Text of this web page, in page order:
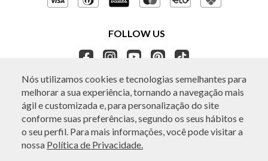
Nós utilizamos cookies e tecnologias semelhantes para
melhorar a sua experiência, tornando a navegação mais
ágil e customizada e, para personalização do site
conforme suas preferências, segundo os seus hábitos e
o seu perfil. Para mais informações, você pode visitar a
nossa Política de Privacidade.
Ética e Sustentabilidade
Seja um Revendedor
APP BO.BÔ
FOLLOW US
© Copyright 2026 - Todos os direitos reservados. A BO.BÔ reserva-se no